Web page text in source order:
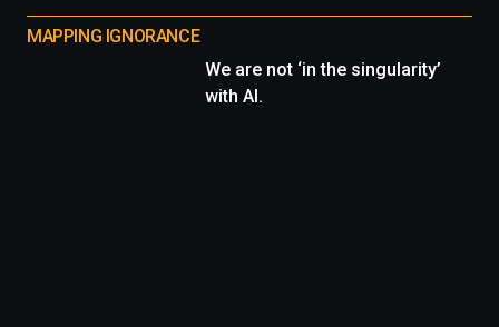
MAPPING IGNORANCE
We are not ‘in the singularity’
with AI.